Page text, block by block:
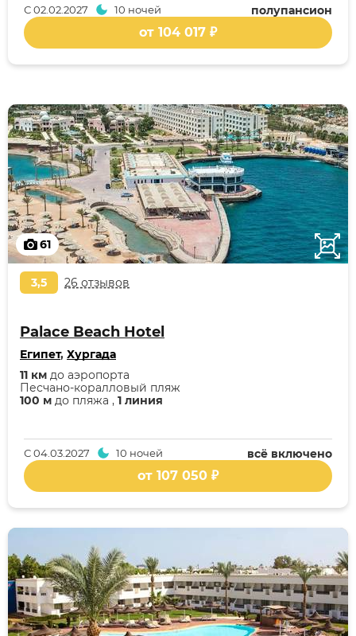
полупансион
С02.02.2027 10 ночей
от 104 017 ₽
61
3,5 26 отзывов
Palace Beach Hotel
Египет, Хургада
100 м до пляжа , 1 линия
Песчано-коралловый пляж
11 км до аэропорта
всё включено
С04.03.2027 10 ночей
от 107 050 ₽